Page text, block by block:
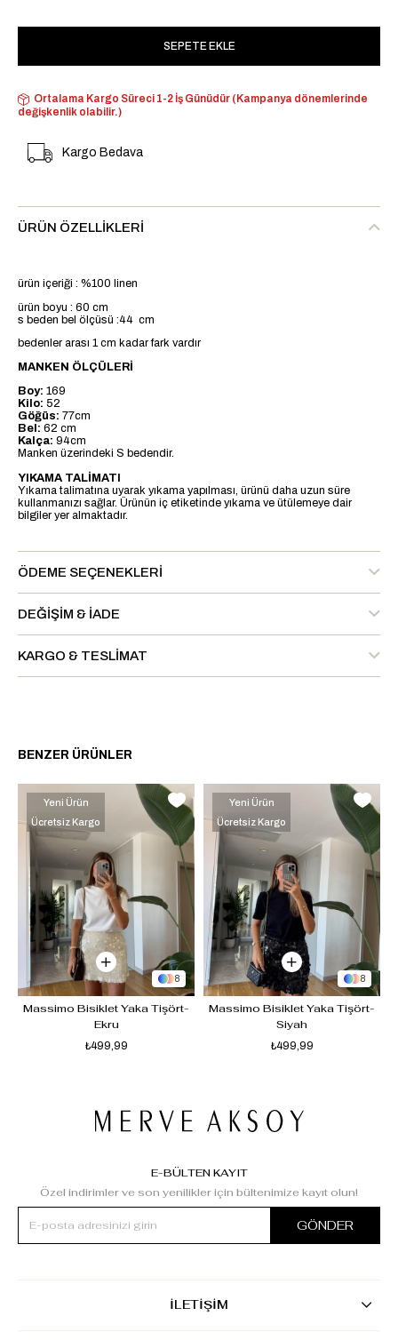
Ortalama Kargo Süreci 1-2 İş Günüdür (Kampanya dönemlerinde
değişkenlik olabilir.)
Kargo Bedava
ÜRÜN ÖZELLIKLERI
ürün içeriği : %100 linen
ürün boyu : 60 cm
s beden bel ölçüsü :44 cm
bedenler arası 1 cm kadar fark vardır
MANKEN ÖLÇÜLERİ
Boy: 169
Kilo: 52
Göğüs: 77cm
Bel: 62 cm
Kalça: 94cm
Manken üzerindeki S bedendir.
YIKAMA TALİMATI
Yıkama talimatına uyarak yıkama yapılması, ürünü daha uzun süre
kullanmanızı sağlar. Ürünün iç etiketinde yıkama ve ütülemeye dair
bilgiler yer almaktadır.
ÖDEME SEÇENEKLERI
DEĞIŞIM & İADE
KARGO & TESLIMAT
BENZER ÜRÜNLER
8
Massimo Bisiklet Yaka Tişört-
Ekru
₺499,99
Yeni Ürün
Ücretsiz Kargo
8
Massimo Bisiklet Yaka Tişört-
Siyah
₺499,99
Yeni Ürün
Ücretsiz Kargo
E-BÜLTEN KAYIT
Özel indirimler ve son yenilikler için bültenimize kayıt olun!
GÖNDER
İLETİŞİM